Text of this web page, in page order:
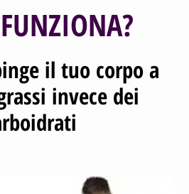
il tuo corpo a
invece dei